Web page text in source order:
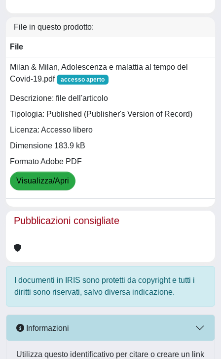
File in questo prodotto:
File
Milan & Milan, Adolescenza e malattia al tempo del
Covid-19.pdf
accesso aperto
Descrizione: file dell'articolo
Tipologia: Published (Publisher's Version of Record)
Licenza: Accesso libero
Dimensione 183.9 kB
Formato Adobe PDF
Visualizza/Apri
Pubblicazioni consigliate
I documenti in IRIS sono protetti da copyright e tutti i
diritti sono riservati, salvo diversa indicazione.
Informazioni
Utilizza questo identificativo per citare o creare un link